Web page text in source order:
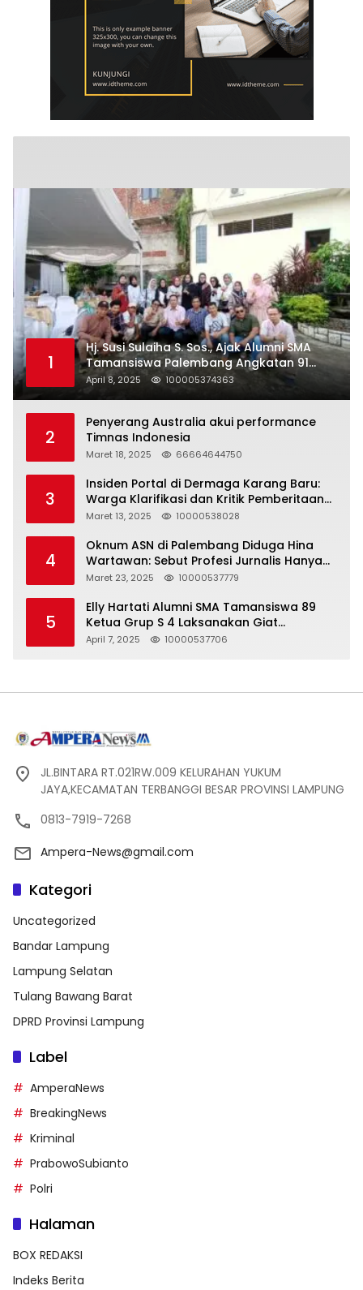
1
Hj. Susi Sulaiha S. Sos., Ajak Alumni SMA
Tamansiswa Palembang Angkatan 91
Halal Bihalal
April 8, 2025 100005374363
2
Penyerang Australia akui performance
Timnas Indonesia
Maret 18, 2025 66664644750
3
Insiden Portal di Dermaga Karang Baru:
Warga Klarifikasi dan Kritik Pemberitaan
yang Tidak Akurat
Maret 13, 2025 10000538028
4
Oknum ASN di Palembang Diduga Hina
Wartawan: Sebut Profesi Jurnalis Hanya
Seharga 2 Liter Bensin, Berujung Dugaan
Maret 23, 2025 10000537779
5
Elly Hartati Alumni SMA Tamansiswa 89
Ketua Grup S 4 Laksanakan Giat
Silaturahmi
April 7, 2025 10000537706
JL.BINTARA RT.021RW.009 KELURAHAN YUKUM
JAYA,KECAMATAN TERBANGGI BESAR PROVINSI LAMPUNG
0813-7919-7268
Ampera-News@gmail.com
Kategori
Uncategorized
Bandar Lampung
Lampung Selatan
Tulang Bawang Barat
DPRD Provinsi Lampung
Label
AmperaNews
BreakingNews
Kriminal
PrabowoSubianto
Polri
Halaman
BOX REDAKSI
Indeks Berita